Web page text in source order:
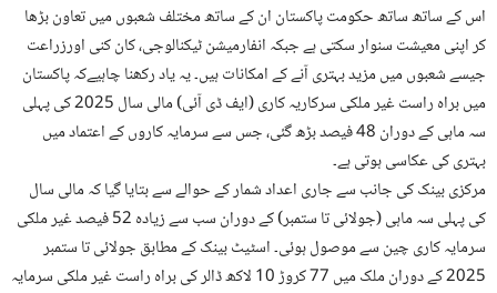
اس کے ساتھ ساتھ حکومت پاکستان ان کے ساتھ مختلف شعبوں میں تعاون بڑھا
کر اپنی معیشت سنوار سکتی ہے جبکہ انفارمیشن ٹیکنالوجی، کان کنی اورزراعت
جیسے شعبوں میں مزید بہتری آنے کے امکانات ہیں۔ یہ یاد رکھنا چاہیےکہ پاکستان
میں براہ راست غیر ملکی سرکاریہ کاری (ایف ڈی آئی) مالی سال 2025 کی پہلی
سہ ماہی کے دوران 48 فیصد بڑھ گئی، جس سے سرمایہ کاروں کے اعتماد میں
بہتری کی عکاسی ہوتی ہے۔
مرکزی بینک کی جانب سے جاری اعداد شمار کے حوالے سے بتایا گیا کہ مالی سال
کی پہلی سہ ماہی (جولائی تا ستمبر) کے دوران سب سے زیادہ 52 فیصد غیر ملکی
سرمایہ کاری چین سے موصول ہوئی۔ اسٹیٹ بینک کے مطابق جولائی تا ستمبر
2025 کے دوران ملک میں 77 کروڑ 10 لاکھ ڈالر کی براہ راست غیر ملکی سرمایہ